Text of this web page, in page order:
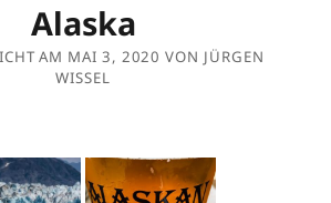
Alaska
AM MAI 3, 2020 VON JÜRGEN
WISSEL